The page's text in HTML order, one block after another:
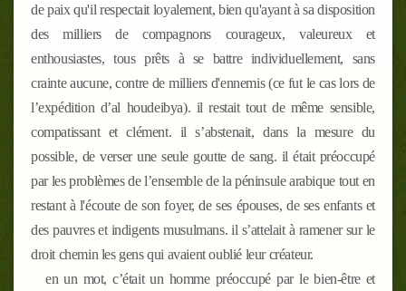
de paix qu'il respectait loyalement, bien qu'ayant à sa disposition
des milliers de compagnons courageux, valeureux et
enthousiastes, tous prêts à se battre individuellement, sans
crainte aucune, contre de milliers d'ennemis (ce fut le cas lors de
l’expédition d’al houdeibya). il restait tout de même sensible,
compatissant et clément. il s’abstenait, dans la mesure du
possible, de verser une seule goutte de sang. il était préoccupé
par les problèmes de l’ensemble de la péninsule arabique tout en
restant à l'écoute de son foyer, de ses épouses, de ses enfants et
des pauvres et indigents musulmans. il s’attelait à ramener sur le
droit chemin les gens qui avaient oublié leur créateur.
en un mot, c’était un homme préoccupé par le bien-être et